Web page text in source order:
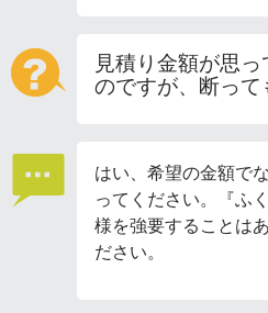
見積り金額が思
のですが、断って
はい、希望の金額で
ってください。『ふ
様を強要することは
ださい。